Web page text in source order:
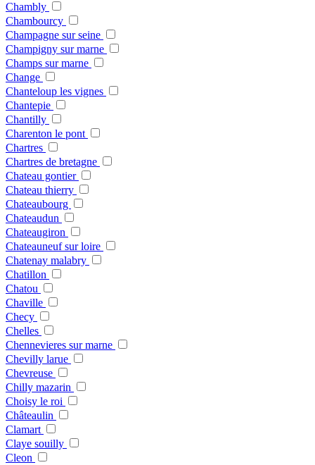
Chambly
Chambourcy
Champagne sur seine
Champigny sur marne
Champs sur marne
Change
Chanteloup les vignes
Chantepie
Chantilly
Charenton le pont
Chartres
Chartres de bretagne
Chateau gontier
Chateau thierry
Chateaubourg
Chateaudun
Chateaugiron
Chateauneuf sur loire
Chatenay malabry
Chatillon
Chatou
Chaville
Checy
Chelles
Chennevieres sur marne
Chevilly larue
Chevreuse
Chilly mazarin
Choisy le roi
Châteaulin
Clamart
Claye souilly
Cleon